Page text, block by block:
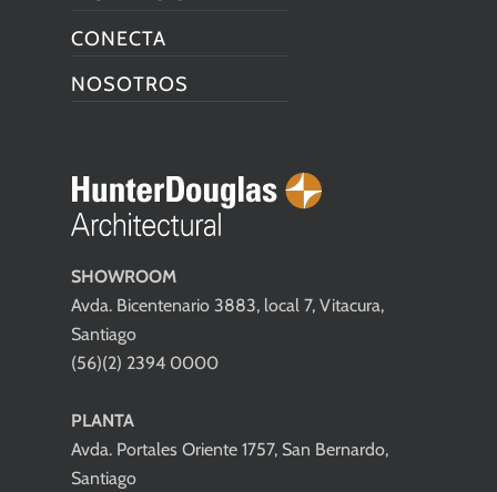
SHOWROOM
Avda. Bicentenario 3883, local 7, Vitacura,
Santiago
(56)(2) 2394 0000
PLANTA
Avda. Portales Oriente 1757, San Bernardo,
Santiago
CONECTA
NOSOTROS